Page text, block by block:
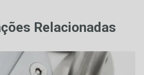
Relacionadas